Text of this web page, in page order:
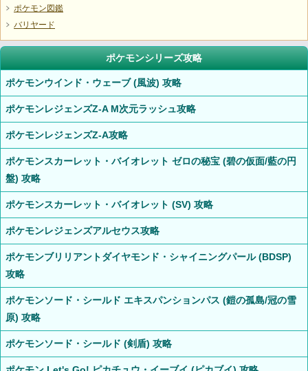
ポケモン図鑑
バリヤード
ポケモンシリーズ攻略
ポケモンウインド・ウェーブ (風波) 攻略
ポケモンレジェンズZ-A M次元ラッシュ攻略
ポケモンレジェンズZ-A攻略
ポケモンスカーレット・バイオレット ゼロの秘宝 (碧の仮面/藍の円
盤) 攻略
ポケモンスカーレット・バイオレット (SV) 攻略
ポケモンレジェンズアルセウス攻略
ポケモンブリリアントダイヤモンド・シャイニングパール (BDSP)
攻略
ポケモンソード・シールド エキスパンションパス (鎧の孤島/冠の雪
原) 攻略
ポケモンソード・シールド (剣盾) 攻略